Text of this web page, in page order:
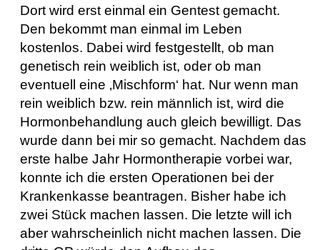
Dort wird erst einmal ein Gentest gemacht.
Den bekommt man einmal im Leben
kostenlos. Dabei wird festgestellt, ob man
genetisch rein weiblich ist, oder ob man
eventuell eine ‚Mischform‘ hat. Nur wenn man
rein weiblich bzw. rein männlich ist, wird die
Hormonbehandlung auch gleich bewilligt. Das
wurde dann bei mir so gemacht. Nachdem das
erste halbe Jahr Hormontherapie vorbei war,
konnte ich die ersten Operationen bei der
Krankenkasse beantragen. Bisher habe ich
zwei Stück machen lassen. Die letzte will ich
aber wahrscheinlich nicht machen lassen. Die